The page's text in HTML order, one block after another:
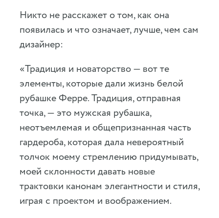
Никто не расскажет о том, как она
появилась и что означает, лучше, чем сам
дизайнер:
«Традиция и новаторство — вот те
элементы, которые дали жизнь белой
рубашке Ферре. Традиция, отправная
точка, — это мужская рубашка,
неотъемлемая и общепризнанная часть
гардероба, которая дала невероятный
толчок моему стремлению придумывать,
моей склонности давать новые
трактовки канонам элегантности и стиля,
играя с проектом и воображением.